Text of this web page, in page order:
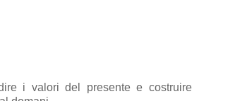
i valori del presente e costruire